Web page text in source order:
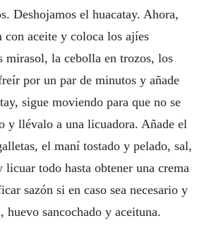
Deshojamos el huacatay. Ahora,
con aceite y coloca los ajíes
mirasol, la cebolla en trozos, los
por un par de minutos y añade
sigue moviendo para que no se
y llévalo a una licuadora. Añade el
el maní tostado y pelado, sal,
licuar todo hasta obtener una crema
sazón si en caso sea necesario y
huevo sancochado y aceituna.